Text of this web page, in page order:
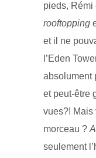
pieds, Rémi
rooftopping
et il ne
l’Eden
absolument
et peut-être
vues?! Mais
morceau ?
seulement